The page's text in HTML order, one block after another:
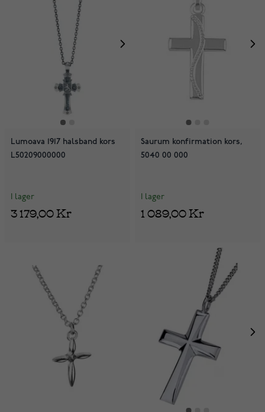
Lumoava 1917 halsband kors
L50209000000
I lager
3 179,00 Kr
Saurum konfirmation kors,
5040 00 000
I lager
1 089,00 Kr